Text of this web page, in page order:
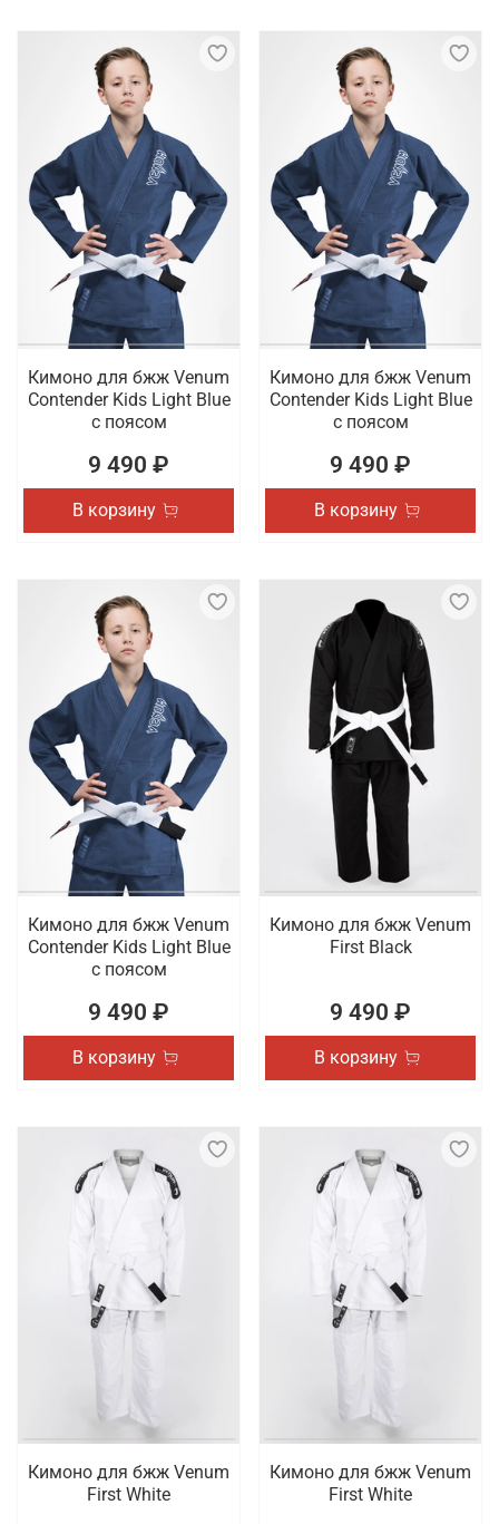
Кимоно для бжж Venum
Contender Kids Light Blue
с поясом
9 490 ₽
В корзину
Кимоно для бжж Venum
Contender Kids Light Blue
с поясом
9 490 ₽
В корзину
Кимоно для бжж Venum
Contender Kids Light Blue
с поясом
9 490 ₽
В корзину
Кимоно для бжж Venum
First Black
9 490 ₽
В корзину
Кимоно для бжж Venum
First White
Кимоно для бжж Venum
First White